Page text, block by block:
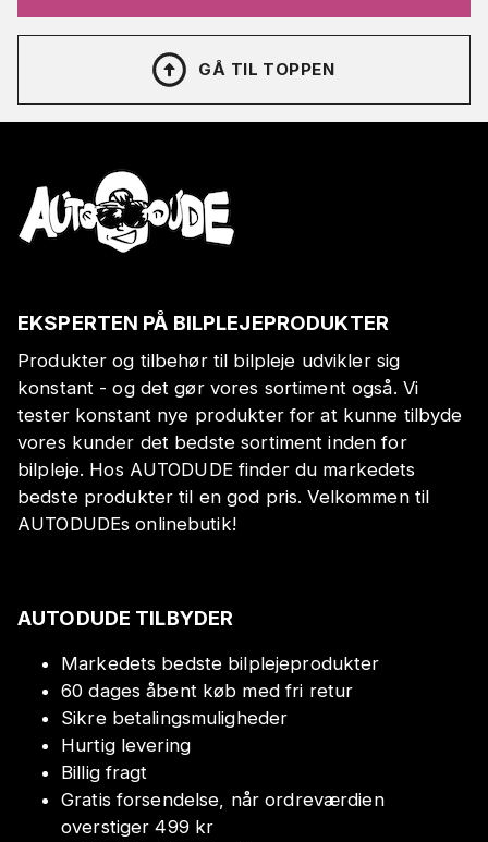
GÅ TIL TOPPEN
EKSPERTEN PÅ BILPLEJEPRODUKTER
Produkter og tilbehør til bilpleje udvikler sig
konstant - og det gør vores sortiment også. Vi
tester konstant nye produkter for at kunne tilbyde
vores kunder det bedste sortiment inden for
bilpleje. Hos AUTODUDE finder du markedets
bedste produkter til en god pris. Velkommen til
AUTODUDEs onlinebutik!
AUTODUDE TILBYDER
Markedets bedste bilplejeprodukter
60 dages åbent køb med fri retur
Sikre betalingsmuligheder
Hurtig levering
Billig fragt
Gratis forsendelse, når ordreværdien
overstiger 499 kr